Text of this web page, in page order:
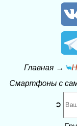
Главная→
Смартфоны с
➲